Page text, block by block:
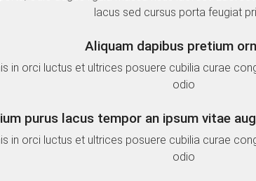
lacus sed cursus porta feugiat
Aliquam dapibus pretium
in orci luctus et ultrices posuere cubilia curae
odio
purus lacus tempor an ipsum vitae
in orci luctus et ultrices posuere cubilia curae
odio